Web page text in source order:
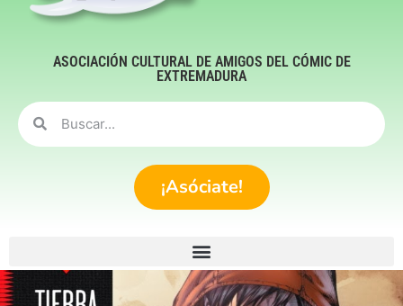
ASOCIACIÓN CULTURAL DE AMIGOS DEL CÓMIC DE
EXTREMADURA
¡Asóciate!